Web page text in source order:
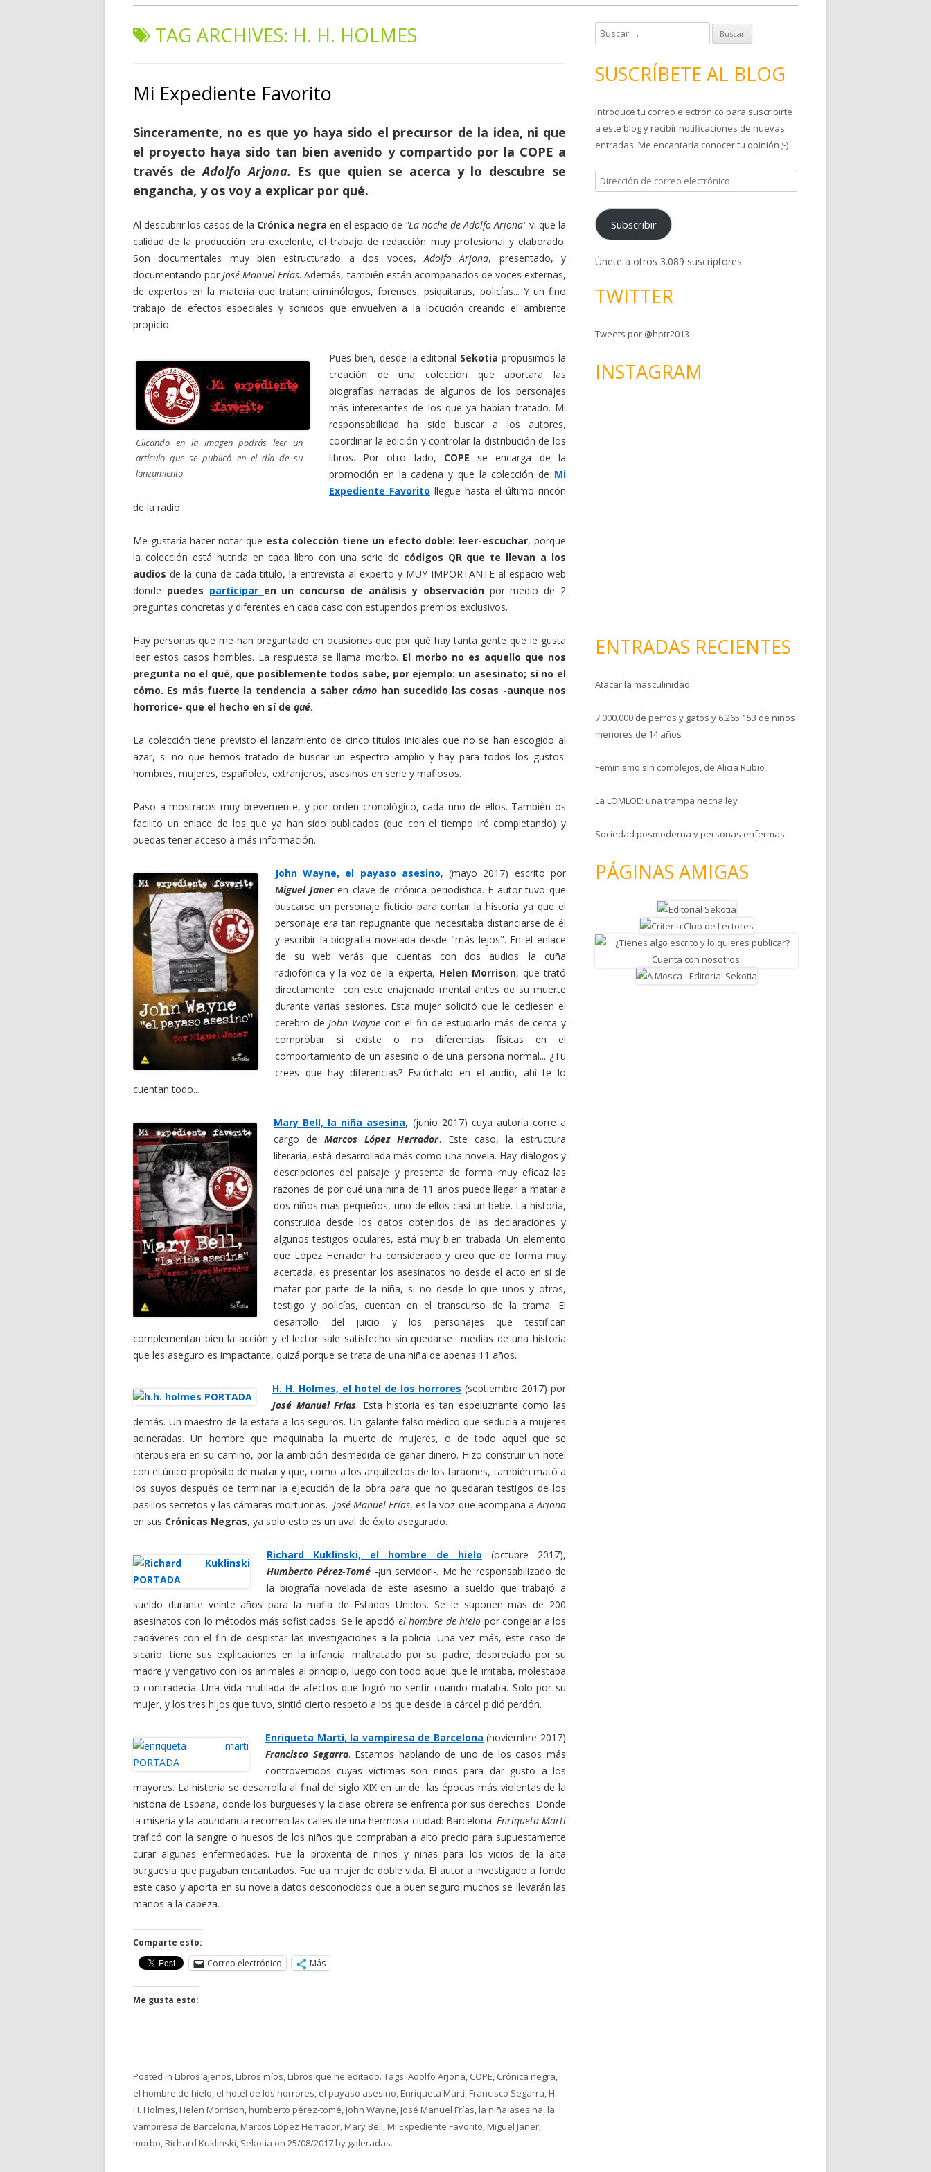
TAG ARCHIVES: H. H. HOLMES
Mi Expediente Favorito
Sinceramente, no es que yo haya sido el precursor de la idea, ni que
el proyecto haya sido tan bien avenido y compartido por la COPE a
través deAdolfo Arjona. Es que quien se acerca y lo descubre se
engancha, y os voy a explicar por qué.
Al descubrir los casos de la Crónica negra en el espacio de "La noche de Adolfo Arjona"vi que la
calidad de la producción era excelente, el trabajo de redacción muy profesional y elaborado.
Son documentales muy bien estructurado a dos voces,Adolfo Arjona, presentado, y
documentando porJosé Manuel Frías. Además, también están acompañados de voces externas,
de expertos en la materia que tratan: criminólogos, forenses, psiquitaras, policías... Y un fino
trabajo de efectos especiales y sonidos que envuelven a la locución creando el ambiente
propicio.
Clicando en la imagen podrás leer un
artículo que se publicó en el día de su
lanzamiento
Pues bien, desde la editorial Sekotia propusimos la
creación de una colección que aportara las
biografías narradas de algunos de los personajes
más interesantes de los que ya habían tratado. Mi
responsabilidad ha sido buscar a los autores,
coordinar la edición y controlar la distribución de los
libros. Por otro lado, COPE se encarga de la
promoción en la cadena y que la colección de Mi
Expediente Favorito llegue hasta el último rincón
de la radio.
Me gustaría hacer notar que esta colección tiene un efecto doble: leer-escuchar, porque
la colección está nutrida en cada libro con una serie de códigos QR que te llevan a los
audios de la cuña de cada título, la entrevista al experto y MUY IMPORTANTE al espacio web
donde puedes participar en un concurso de análisis y observaciónpor medio de 2
preguntas concretas y diferentes en cada caso con estupendos premios exclusivos.
Hay personas que me han preguntado en ocasiones que por qué hay tanta gente que le gusta
leer estos casos horribles. La respuesta se llama morbo. El morbo no es aquello que nos
pregunta no el qué, que posiblemente todos sabe, por ejemplo: un asesinato; si no el
cómo. Es más fuerte la tendencia a sabercómo han sucedido las cosas -aunque nos
horrorice- que el hecho en sí de qué.
La colección tiene previsto el lanzamiento de cinco títulos iniciales que no se han escogido al
azar, si no que hemos tratado de buscar un espectro amplio y hay para todos los gustos:
hombres, mujeres, españoles, extranjeros, asesinos en serie y mafiosos.
Paso a mostraros muy brevemente, y por orden cronológico, cada uno de ellos. También os
facilito un enlace de los que ya han sido publicados (que con el tiempo iré completando) y
puedas tener acceso a más información.
John Wayne, el payaso asesino, (mayo 2017) escrito por
Miguel Janer en clave de crónica periodística. E autor tuvo que
buscarse un personaje ficticio para contar la historia ya que el
personaje era tan repugnante que necesitaba distanciarse de él
y escribir la biografía novelada desde "más lejos". En el enlace
de su web verás que cuentas con dos audios: la cuña
radiofónica y la voz de la experta, Helen Morrison, que trató
directamente con este enajenado mental antes de su muerte
durante varias sesiones. Esta mujer solicitó que le cediesen el
cerebro deJohn Wayne con el fin de estudiarlo más de cerca y
comprobar si existe o no diferencias físicas en el
comportamiento de un asesino o de una persona normal... ¿Tu
crees que hay diferencias? Escúchalo en el audio, ahí te lo
cuentan todo...
Mary Bell, la niña asesina, (junio 2017) cuya autoría corre a
cargo deMarcos López Herrador. Este caso, la estructura
literaria, está desarrollada más como una novela. Hay diálogos y
descripciones del paisaje y presenta de forma muy eficaz las
razones de por qué una niña de 11 años puede llegar a matar a
dos niños mas pequeños, uno de ellos casi un bebe. La historia,
construida desde los datos obtenidos de las declaraciones y
algunos testigos oculares, está muy bien trabada. Un elemento
que López Herrador ha considerado y creo que de forma muy
acertada, es presentar los asesinatos no desde el acto en sí de
matar por parte de la niña, si no desde lo que unos y otros,
testigo y policías, cuentan en el transcurso de la trama. El
desarrollo del juicio y los personajes que testifican
complementan bien la acción y el lector sale satisfecho sin quedarse medias de una historia
que les aseguro es impactante, quizá porque se trata de una niña de apenas 11 años.
H. H. Holmes, el hotel de los horrores (septiembre 2017) por
José Manuel Frías. Esta historia es tan espeluznante como las
demás. Un maestro de la estafa a los seguros. Un galante falso médico que seducía a mujeres
adineradas. Un hombre que maquinaba la muerte de mujeres, o de todo aquel que se
interpusiera en su camino, por la ambición desmedida de ganar dinero. Hizo construir un hotel
con el único propósito de matar y que, como a los arquitectos de los faraones, también mató a
los suyos después de terminar la ejecución de la obra para que no quedaran testigos de los
pasillos secretos y las cámaras mortuorias. José Manuel Frías, es la voz que acompaña aArjona
en sus Crónicas Negras, ya solo esto es un aval de éxito asegurado.
Richard Kuklinski, el hombre de hielo (octubre 2017),
Humberto Pérez-Tomé -¡un servidor!-. Me he responsabilizado de
la biografía novelada de este asesino a sueldo que trabajó a
sueldo durante veinte años para la mafia de Estados Unidos. Se le suponen más de 200
asesinatos con lo métodos más sofisticados. Se le apodó el hombre de hielo por congelar a los
cadáveres con el fin de despistar las investigaciones a la policía. Una vez más, este caso de
sicario, tiene sus explicaciones en la infancia: maltratado por su padre, despreciado por su
madre y vengativo con los animales al principio, luego con todo aquel que le irritaba, molestaba
o contradecía. Una vida mutilada de afectos que logró no sentir cuando mataba. Solo por su
mujer, y los tres hijos que tuvo, sintió cierto respeto a los que desde la cárcel pidió perdón.
Enriqueta Martí, la vampiresa de Barcelona (noviembre 2017)
Francisco Segarra. Estamos hablando de uno de los casos más
controvertidos cuyas víctimas son niños para dar gusto a los
mayores. La historia se desarrolla al final del siglo XIX en un de las épocas más violentas de la
historia de España, donde los burgueses y la clase obrera se enfrenta por sus derechos. Donde
la miseria y la abundancia recorren las calles de una hermosa ciudad: Barcelona. Enriqueta Martí
traficó con la sangre o huesos de los niños que compraban a alto precio para supuestamente
curar algunas enfermedades. Fue la proxenta de niños y niñas para los vicios de la alta
burguesía que pagaban encantados. Fue ua mujer de doble vida. El autor a investigado a fondo
este caso y aporta en su novela datos desconocidos que a buen seguro muchos se llevarán las
manos a la cabeza.
Comparte esto:
Correo electrónico
Más
Me gusta esto:
Posted in Libros ajenos,Libros míos,Libros que he editado. Tags: Adolfo Arjona, COPE, Crónica negra,
el hombre de hielo, el hotel de los horrores, el payaso asesino,Enriqueta Martí,Francisco Segarra,H.
H. Holmes,Helen Morrison,humberto pérez-tomé,John Wayne,José Manuel Frías,la niña asesina,la
vampiresa de Barcelona,Marcos López Herrador,Mary Bell,Mi Expediente Favorito,Miguel Janer,
morbo,Richard Kuklinski, Sekotia on 25/08/2017by galeradas.
u
c
r
:
SUSCRÍBETE AL BLOG
Introduce tu correo electrónico para suscribirte
a este blog y recibir notificaciones de nuevas
entradas. Me encantaría conocer tu opinión ;-)
D
i
e
c
ó
o
Subscribir
Únete a otros 3.089 suscriptores
TWITTER
Tweets por @hptr2013
INSTAGRAM
ENTRADAS RECIENTES
Atacar la masculinidad
7.000.000 de perros y gatos y 6.265.153 de niños
menores de 14 años
Feminismo sin complejos, de Alicia Rubio
La LOMLOE: una trampa hecha ley
Sociedad posmoderna y personas enfermas
PÁGINAS AMIGAS